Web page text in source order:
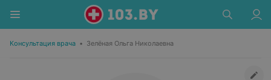
Консультация врача • Зелёная Ольга Николаевна